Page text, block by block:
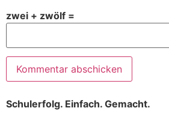
zwei + zwölf =
Schulerfolg. Einfach. Gemacht.